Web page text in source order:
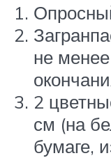
не
2
см (на
бумаге,